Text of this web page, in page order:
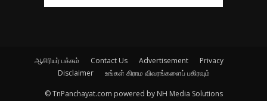
ஆசிரியர் பக்கம் Contact Us Advertisement
Privacy
Disclaimer
உங்கள் கிராம விவரங்களைப் பகிரவும்
© TnPanchayat.com powered by NH Media Solutions